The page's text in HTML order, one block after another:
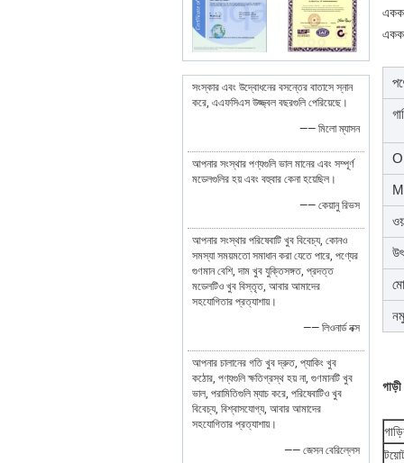
সংস্কার এবং উদ্বোধনের বসন্তের বাতাসে স্নান
করে, এএফসিএস উজ্জ্বল বছরগুলি পেরিয়েছে।
—— মিলো ম্যাসন
আপনার সংস্থার পণ্যগুলি ভাল মানের এবং সম্পূর্ণ
মডেলগুলির হয় এবং বহুবার কেনা হয়েছিল।
—— কেয়ানু রিভস
আপনার সংস্থার পরিষেবাটি খুব বিবেচ্য, কোনও
সমস্যা সময়মতো সমাধান করা যেতে পারে, পণ্যের
গুণমান বেশি, দাম খুব যুক্তিসঙ্গত, প্রদত্ত
মডেলটিও খুব বিস্তৃত, আবার আমাদের
সহযোগিতার প্রত্যাশায়।
—— লিওনার্ড নক্স
আপনার চালানের গতি খুব দ্রুত, প্যাকিং খুব
কঠোর, পণ্যগুলি ক্ষতিগ্রস্থ হয় না, গুণমানটি খুব
ভাল, পরামিতিগুলি ম্যাচ করে, পরিষেবাটিও খুব
বিবেচ্য, বিশ্বাসযোগ্য, আবার আমাদের
সহযোগিতার প্রত্যাশায়।
—— জেসন বেরিল্লেস
গাড়ী